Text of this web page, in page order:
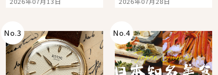
購物、美食及夜景，一
No.3 No.4